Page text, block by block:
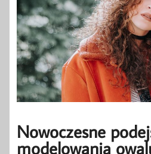
Nowoczesne
modelowania